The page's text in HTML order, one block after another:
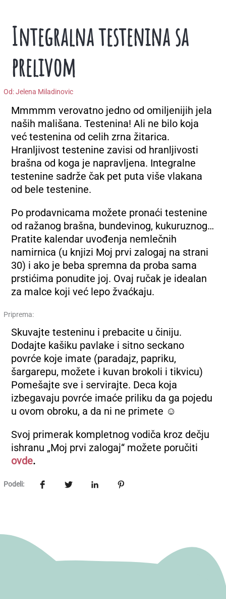
Integralna testenina sa
prelivom
Od: Jelena Miladinovic
Mmmmm verovatno jedno od omiljenijih jela
naših mališana. Testenina! Ali ne bilo koja
već testenina od celih zrna žitarica.
Hranljivost testenine zavisi od hranljivosti
brašna od koga je napravljena. Integralne
testenine sadrže čak pet puta više vlakana
od bele testenine.
Po prodavnicama možete pronaći testenine
od ražanog brašna, bundevinog, kukuruznog…
Pratite kalendar uvođenja nemlečnih
namirnica (u knjizi Moj prvi zalogaj na strani
30) i ako je beba spremna da proba sama
prstićima ponudite joj. Ovaj ručak je idealan
za malce koji već lepo žvaćkaju.
Priprema:
Skuvajte testeninu i prebacite u činiju.
Dodajte kašiku pavlake i sitno seckano
povrće koje imate (paradajz, papriku,
šargarepu, možete i kuvan brokoli i tikvicu)
Pomešajte sve i servirajte. Deca koja
izbegavaju povrće imaće priliku da ga pojedu
u ovom obroku, a da ni ne primete ☺
Svoj primerak kompletnog vodiča kroz dečju
ishranu „Moj prvi zalogaj“ možete poručiti
ovde.
Podeli: